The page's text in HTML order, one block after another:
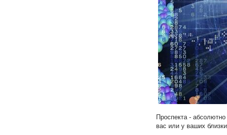
Проспекта -
вас или у ваших